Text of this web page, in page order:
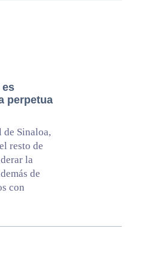
es
perpetua
Sinaloa,
resto de
la
de
con